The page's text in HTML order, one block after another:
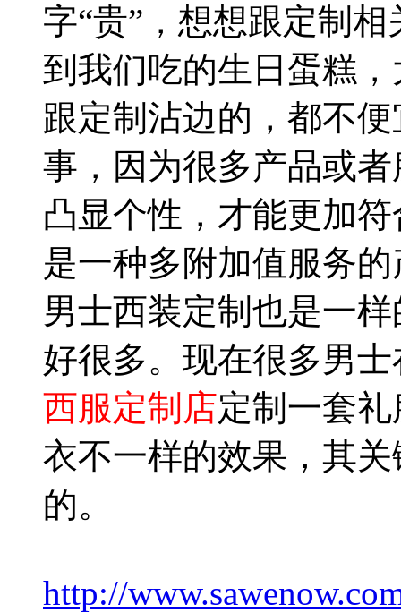
字“贵”，想想跟定制
到我们吃的生日蛋糕
跟定制沾边的，都不
事，因为很多产品或
凸显个性，才能更加
是一种多附加值服务
男士西装定制也是一
好很多。现在很多男
西服定制店定制一套
衣不一样的效果，其
的。
http://